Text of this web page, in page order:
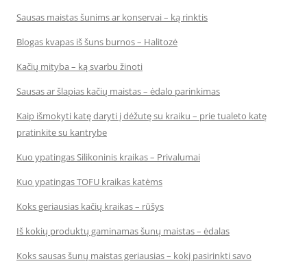
Sausas maistas šunims ar konservai – ką rinktis
Blogas kvapas iš šuns burnos – Halitozė
Kačių mityba – ką svarbu žinoti
Sausas ar šlapias kačių maistas – ėdalo parinkimas
Kaip išmokyti katę daryti į dėžutę su kraiku – prie tualeto katę
pratinkite su kantrybe
Kuo ypatingas Silikoninis kraikas – Privalumai
Kuo ypatingas TOFU kraikas katėms
Koks geriausias kačių kraikas – rūšys
Iš kokių produktų gaminamas šunų maistas – ėdalas
Koks sausas šunų maistas geriausias – kokį pasirinkti savo